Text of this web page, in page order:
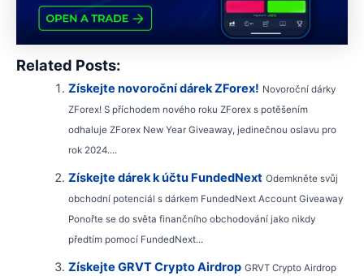
Related Posts:
Získejte novoroční dárek ZForex! Novoroční dárky
ZForex! S příchodem nového roku ZForex s potěšením
odhaluje ZForex New Year Giveaway, jedinečnou oslavu pro
rok 2024....
Získejte dárek k účtu FundedNext Odemkněte svůj
obchodní potenciál s dárkem FundedNext Account Giveaway
Ponořte se do světa finančního obchodování jako nikdy
předtím pomocí FundedNext...
Získejte GRVT Crypto Airdrop GRVT Crypto Airdrop